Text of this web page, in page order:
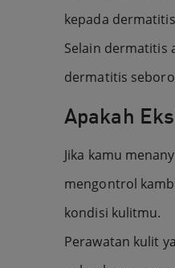
kepada
Selain dermatitis
dermatitis
Apakah
Jika kamu
mengontrol
kondisi kulitmu.
Perawatan kulit